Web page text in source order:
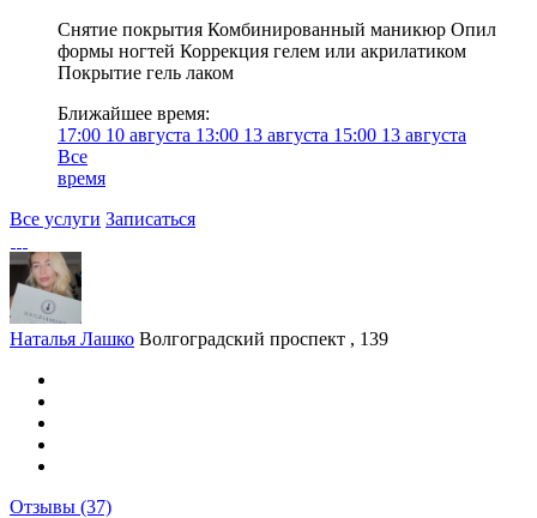
Снятие покрытия Комбинированный маникюр Опил
формы ногтей Коррекция гелем или акрилатиком
Покрытие гель лаком
Ближайшее время:
17:00 10 августа 13:00 13 августа 15:00 13 августа
Все
время
Все услуги Записаться
Наталья Лашко Волгоградский проспект , 139
Отзывы (37)